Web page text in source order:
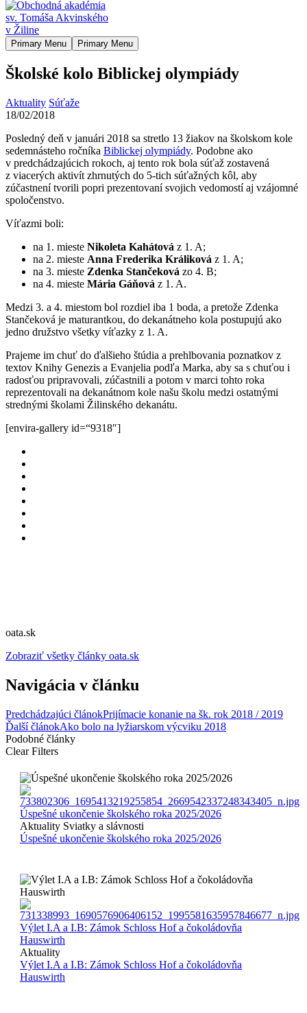
Primary Menu Primary Menu
Školské kolo Biblickej olympiády
Aktuality Súťaže
18/02/2018
Posledný deň v januári 2018 sa stretlo 13 žiakov na školskom kole
sedemnásteho ročníka Biblickej olympiády. Podobne ako
v predchádzajúcich rokoch, aj tento rok bola súťaž zostavená
z viacerých aktivít zhrnutých do 5-tich súťažných kôl, aby
zúčastnení tvorili popri prezentovaní svojich vedomostí aj vzájomné
spoločenstvo.
Víťazmi boli:
na 1. mieste Nikoleta Kahátová z 1. A;
na 2. mieste Anna Frederika Králiková z 1. A;
na 3. mieste Zdenka Stančeková zo 4. B;
na 4. mieste Mária Gáňová z 1. A.
Medzi 3. a 4. miestom bol rozdiel iba 1 boda, a pretože Zdenka
Stančeková je maturantkou, do dekanátneho kola postupujú ako
jedno družstvo všetky víťazky z 1. A.
Prajeme im chuť do ďalšieho štúdia a prehlbovania poznatkov z
textov Knihy Genezis a Evanjelia podľa Marka, aby sa s chuťou i
radosťou pripravovali, zúčastnili a potom v marci tohto roka
reprezentovali na dekanátnom kole našu školu medzi ostatnými
strednými školami Žilinského dekanátu.
[envira-gallery id=“9318″]
oata.sk
Zobraziť všetky články oata.sk
Navigácia v článku
Predchádzajúci článokPrijímacie konanie na šk. rok 2018 / 2019
Ďalší článokAko bolo na lyžiarskom výcviku 2018
Podobné články
Clear Filters
Úspešné ukončenie školského roka 2025/2026
Aktuality Sviatky a slávnosti
Úspešné ukončenie školského roka 2025/2026
Výlet I.A a I.B: Zámok Schloss Hof a čokoládovňa
Hauswirth
Aktuality
Výlet I.A a I.B: Zámok Schloss Hof a čokoládovňa
Hauswirth